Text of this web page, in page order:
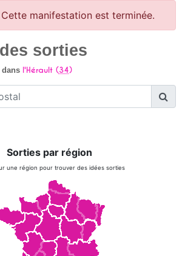
Cette manifestation est terminée.
des sorties
l'Hérault (34)
Sorties par région
une région pour trouver des idées sorties